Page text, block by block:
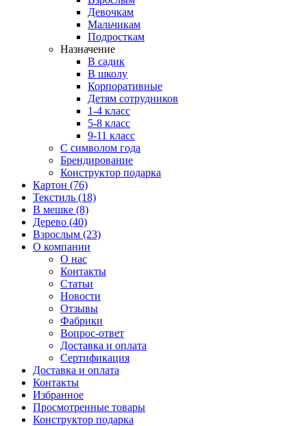
Девочкам
Мальчикам
Подросткам
Назначение
В садик
В школу
Корпоративные
Детям сотрудников
1-4 класс
5-8 класс
9-11 класс
С символом года
Брендирование
Конструктор подарка
Картон (76)
Текстиль (18)
В мешке (8)
Дерево (40)
Взрослым (23)
О компании
О нас
Контакты
Статьи
Новости
Отзывы
Фабрики
Вопрос-ответ
Доставка и оплата
Сертификация
Доставка и оплата
Контакты
Избранное
Просмотренные товары
Конструктор подарка